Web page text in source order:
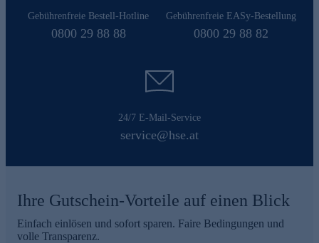
Gebührenfreie Bestell-Hotline
0800 29 88 88
Gebührenfreie EASy-Bestellung
0800 29 88 82
24/7 E-Mail-Service
service@hse.at
Ihre Gutschein-Vorteile auf einen Blick
Einfach einlösen und sofort sparen. Faire Bedingungen und
volle Transparenz.